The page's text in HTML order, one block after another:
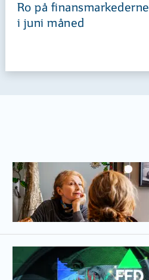
Ro på finansmarkederne
i juni måned